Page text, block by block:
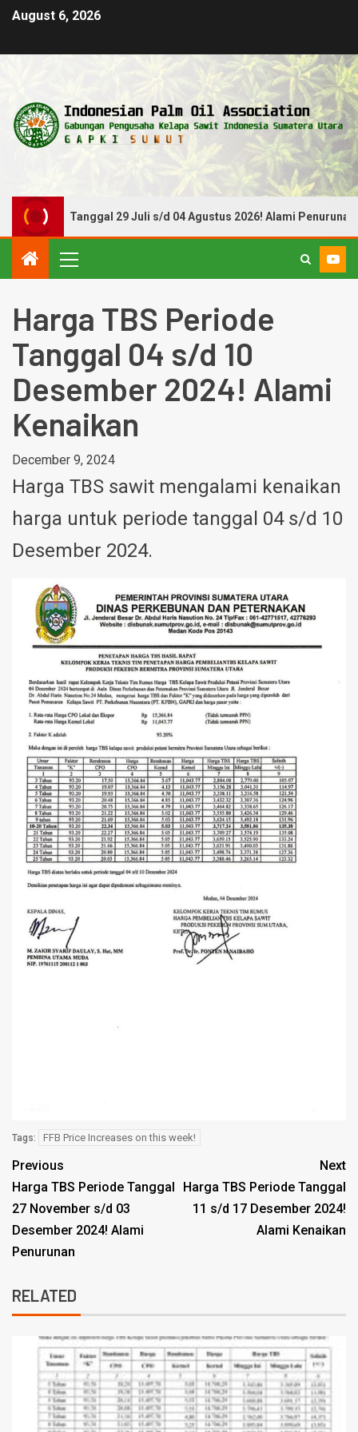
August 6, 2026
Tanggal 29 Juli s/d 04 Agustus 2026! Alami Penurunan
Harga TBS Periode
Tanggal 04 s/d 10
Desember 2024! Alami
Kenaikan
December 9, 2024
Harga TBS sawit mengalami kenaikan
harga untuk periode tanggal 04 s/d 10
Desember 2024.
Tags: FFB Price Increases on this week!
Previous
Harga TBS Periode Tanggal
27 November s/d 03
Desember 2024! Alami
Penurunan
Next
Harga TBS Periode Tanggal
11 s/d 17 Desember 2024!
Alami Kenaikan
RELATED